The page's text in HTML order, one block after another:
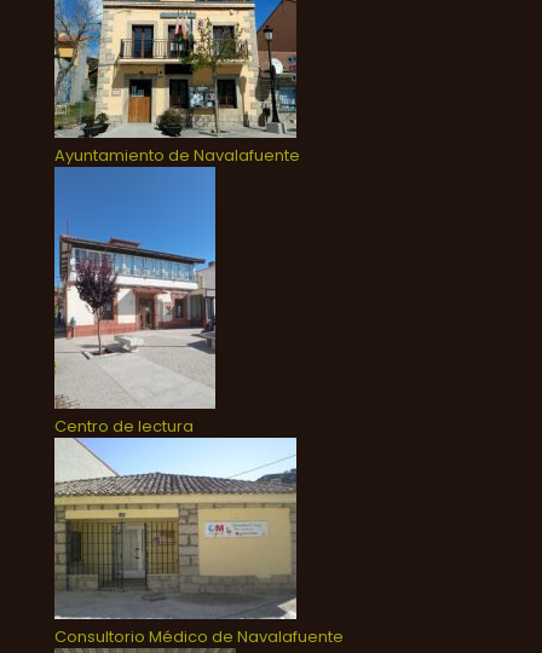
Ayuntamiento de Navalafuente
Centro de lectura
Consultorio Médico de Navalafuente